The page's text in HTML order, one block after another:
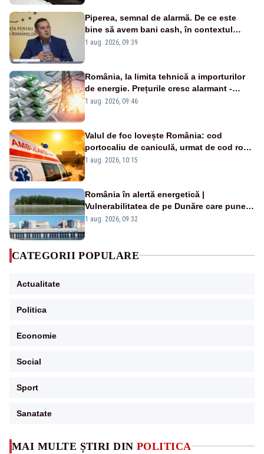
MAI MULTE ȘTIRI DIN POLITICA
Piperea, semnal de alarmă. De ce este
bine să avem bani cash, în contextul
alertei energetice?
1 aug. 2026, 09:39
România, la limita tehnică a importurilor
de energie. Prețurile cresc alarmant -
Analiză Realitatea Plus
1 aug. 2026, 09:46
Valul de foc lovește România: cod
portocaliu de caniculă, urmat de cod roșu
duminică. Temperaturile urcă spre 40°C
1 aug. 2026, 10:15
România în alertă energetică |
Vulnerabilitatea de pe Dunăre care pune
în pericol Centrala Cernavodă era
1 aug. 2026, 09:32
CATEGORII POPULARE
Actualitate
Politica
Economie
Social
Sport
Sanatate